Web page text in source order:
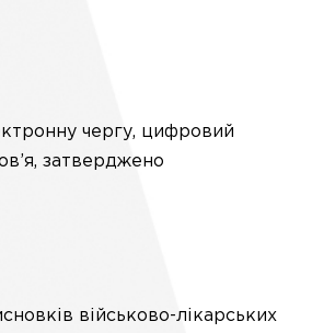
чергу, цифровий
затверджено
військово-лікарських